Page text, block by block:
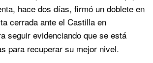
hace dos días, firmó un doblete en
cerrada ante el Castilla en
seguir evidenciando que se está
para recuperar su mejor nivel.